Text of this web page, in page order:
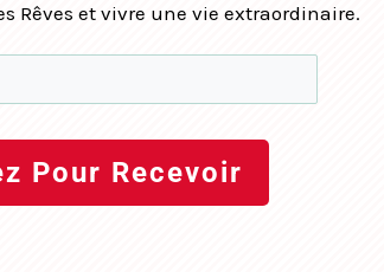
Rêves et vivre une vie extraordinaire.
Pour Recevoir